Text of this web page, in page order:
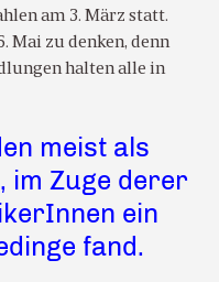
am 3. März statt.
Mai zu denken, denn
halten alle in
meist als
im Zuge derer
ein
fand.